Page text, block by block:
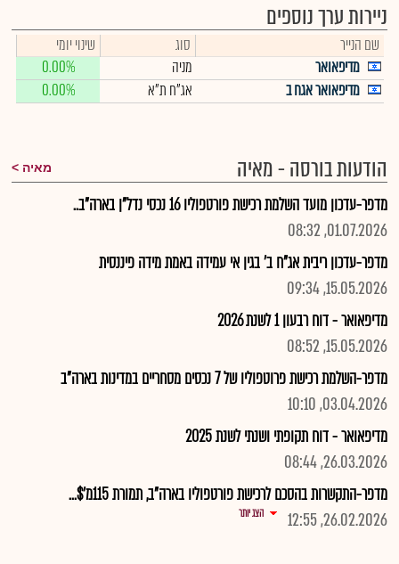
ניירות ערך נוספים
שם הנייר סוג
שינוי יומי
מדיפאואר
מניה
0.00%
מדיפאואר אגח ב
אג"ח ת"א 0.00%
הודעות בורסה - מאיה מאיה
מדפר-עדכון מועד השלמת רכישת פורטפוליו 16 נכסי נדל"ן בארה"ב..
01.07.2026, 08:32
מדפר-עדכון ריבית אג"ח ב' בגין אי עמידה באמת מידה פיננסית
15.05.2026, 09:34
מדיפאואר - דוח רבעון 1 לשנת 2026
15.05.2026, 08:52
מדפר-השלמת רכישת פרוטפוליו של 7 נכסים מסחריים במדינות בארה"ב
03.04.2026, 10:10
מדיפאואר - דוח תקופתי ושנתי לשנת 2025
26.03.2026, 08:44
מדפר-התקשרות בהסכם לרכישת פורטפוליו בארה"ב, תמורת 115מ'$...
26.02.2026, 12:55
הצג יותר